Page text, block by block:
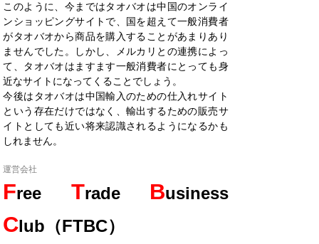
このように、今まではタオバオは中国のオンライ
ンショッピングサイトで、国を超えて一般消費者
がタオバオから商品を購入することがあまりあり
ませんでした。しかし、メルカリとの連携によっ
て、タオバオはますます一般消費者にとっても身
近なサイトになってくることでしょう。
今後はタオバオは中国輸入のための仕入れサイト
という存在だけではなく、輸出するための販売サ
イトとしても近い将来認識されるようになるかも
しれません。
運営会社
Free Trade Business
Club（FTBC）